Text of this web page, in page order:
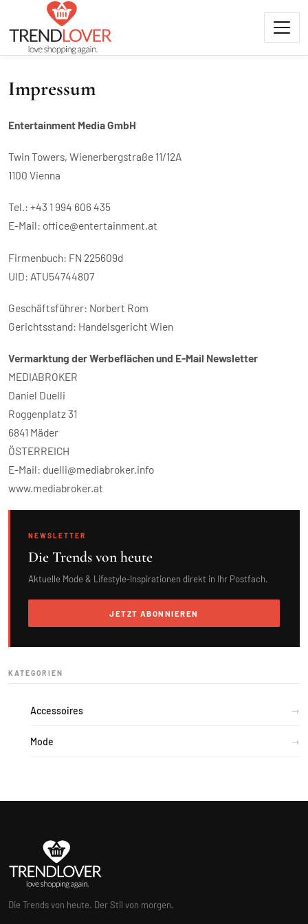
Impressum
Entertainment Media GmbH
Twin Towers, Wienerbergstraße 11/12A
1100 Vienna
Tel.: +43 1 994 606 435
E-Mail: office@entertainment.at
Firmenbuch: FN 225609d
UID: ATU54744807
Geschäftsführer: Norbert Rom
Gerichtsstand: Handelsgericht Wien
Vermarktung der Werbeflächen und E-Mail Newsletter
MEDIABROKER
Daniel Duelli
Roggenplatz 31
6841 Mäder
ÖSTERREICH
E-Mail: duelli@mediabroker.info
www.mediabroker.at
NEWSLETTER
Die Trends von heute
Aktuelle Mode & Lifestyle-Inspirationen direkt in Ihr Postfach.
JETZT ABONNIEREN
KATEGORIEN
Accessoires
Mode
Die Trends von heute. Der Stil von morgen.